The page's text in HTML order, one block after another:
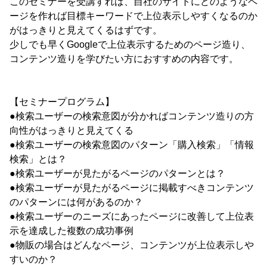
ージを作れば目標キーワードで上位表示しやすくなるのか
がはっきりと見えてくるはずです。
少しでも早くGoogleで上位表示するためのページ造り、
コンテンツ造りを学びたい方におすすめの内容です。
【セミナープログラム】
●検索ユーザーの検索意図が分かればコンテンツ造りの方
向性がはっきりと見えてくる
●検索ユーザーの検索意図のパターン「購入検索」「情報
検索」とは？
●検索ユーザーが見たがるページのパターンとは？
●検索ユーザーが見たがるページに掲載すべきコンテンツ
のパターンには何があるのか？
●検索ユーザーのニーズにあったページに改善して上位表
示を達成した複数の成功事例
●物販の場合はどんなページ、コンテンツが上位表示しや
すいのか？